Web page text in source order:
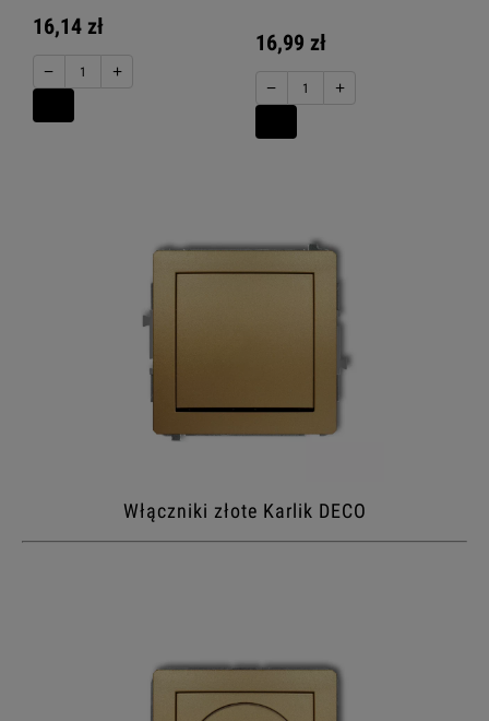
16,14 zł
− +
16,99 zł
− +
Włączniki złote Karlik DECO